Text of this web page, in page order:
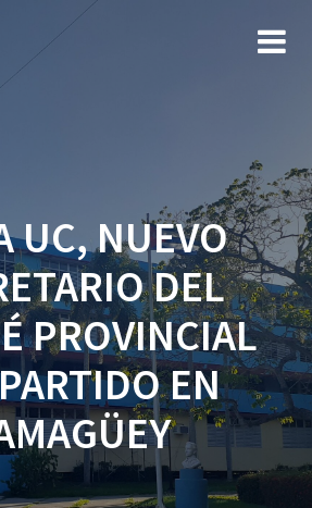
UC, NUEVO
DEL
PROVINCIAL
EN